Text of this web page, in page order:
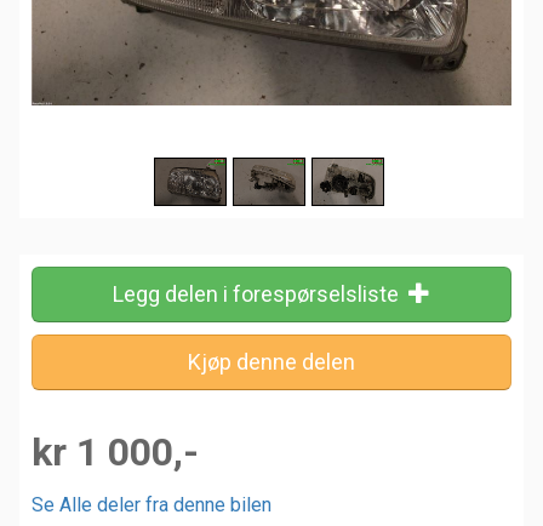
Legg delen i forespørselsliste
kr 1 000,-
Se Alle deler fra denne bilen